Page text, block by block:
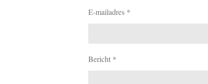
E-mailadres *
Bericht *